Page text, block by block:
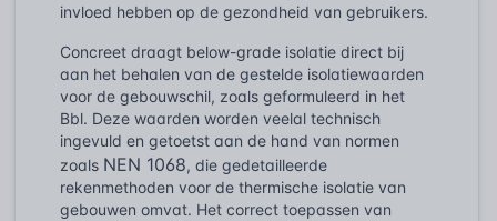
invloed hebben op de gezondheid van gebruikers.
Concreet draagt below-grade isolatie direct bij
aan het behalen van de gestelde isolatiewaarden
voor de gebouwschil, zoals geformuleerd in het
Bbl. Deze waarden worden veelal technisch
ingevuld en getoetst aan de hand van normen
zoals NEN 1068, die gedetailleerde
rekenmethoden voor de thermische isolatie van
gebouwen omvat. Het correct toepassen van